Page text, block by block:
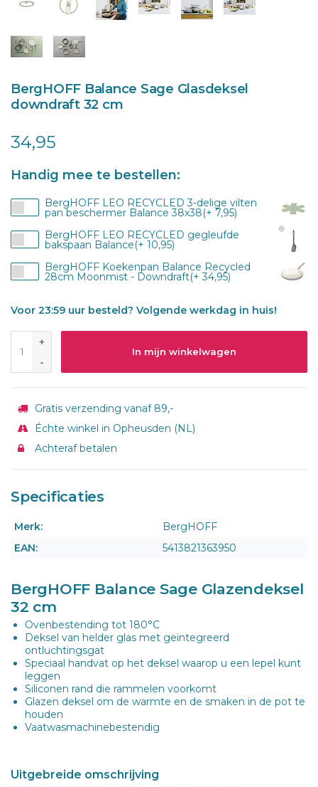
BergHOFF Balance Sage Glasdeksel
downdraft 32 cm
34,95
Handig mee te bestellen:
BergHOFF LEO RECYCLED 3-delige vilten
pan beschermer Balance 38x38(+ 7,95)
BergHOFF LEO RECYCLED gegleufde
bakspaan Balance(+ 10,95)
BergHOFF Koekenpan Balance Recycled
28cm Moonmist - Downdraft(+ 34,95)
Voor 23:59 uur besteld? Volgende werkdag in huis!
+
-
In mijn winkelwagen
Gratis verzending vanaf 89,-
Échte winkel in Opheusden (NL)
Achteraf betalen
Specificaties
Merk:
BergHOFF
EAN:
5413821363950
BergHOFF Balance Sage Glazendeksel
32 cm
Ovenbestending tot 180°C
Deksel van helder glas met geïntegreerd
ontluchtingsgat
Speciaal handvat op het deksel waarop u een lepel kunt
leggen
Siliconen rand die rammelen voorkomt
Glazen deksel om de warmte en de smaken in de pot te
houden
Vaatwasmachinebestendig
Uitgebreide omschrijving